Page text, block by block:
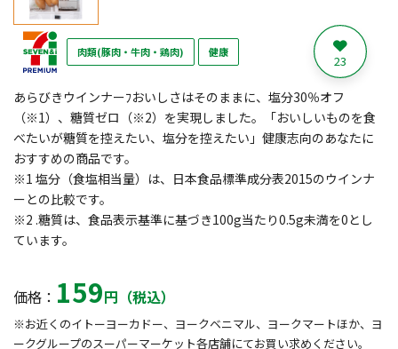
肉類(豚肉・牛肉・鶏肉) 健康 23
あらびきウインナーﾌおいしさはそのままに、塩分30％オフ
（※1）、糖質ゼロ（※2）を実現しました。「おいしいものを食
べたいが糖質を控えたい、塩分を控えたい」健康志向のあなたに
おすすめの商品です。
※1 塩分（食塩相当量）は、日本食品標準成分表2015のウインナ
ーとの比較です。
※2 .糖質は、食品表示基準に基づき100g当たり0.5g未満を0とし
ています。
価格： 159円（税込）
※お近くのイトーヨーカドー、ヨークベニマル、ヨークマートほか、ヨ
ークグループのスーパーマーケット各店舗にてお買い求めください。